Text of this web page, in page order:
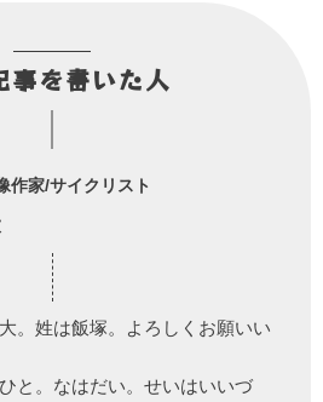
事を書いた人
作家/サイクリスト
。姓は飯塚。よろしくお願いい
と。なはだい。せいはいいづ